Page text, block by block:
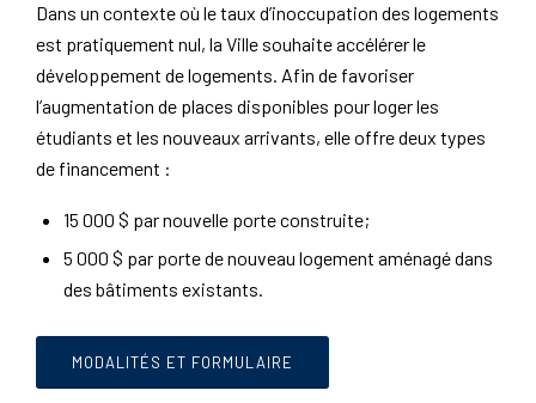
Dans un contexte où le taux d’inoccupation des logements
est pratiquement nul, la Ville souhaite accélérer le
développement de logements. Afin de favoriser
l’augmentation de places disponibles pour loger les
étudiants et les nouveaux arrivants, elle offre deux types
de financement :
15 000 $ par nouvelle porte construite;
5 000 $ par porte de nouveau logement aménagé dans
des bâtiments existants.
MODALITÉS ET FORMULAIRE